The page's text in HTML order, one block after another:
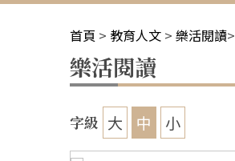
首頁 > 教育人文 > 樂活閱讀>
樂活閱讀
字級 大 中 小